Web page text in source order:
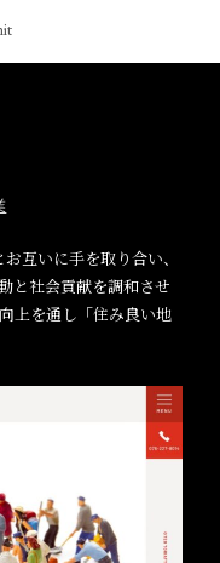
互いに手を取り合い、
と社会貢献を調和させ
上を通し「住み良い地